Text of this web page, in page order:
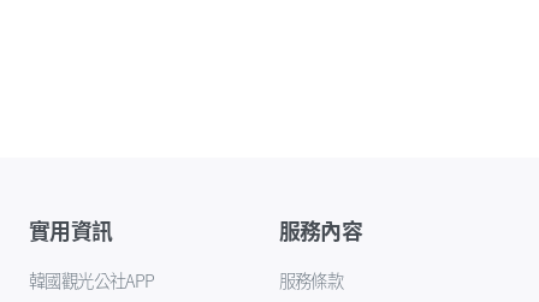
實用資訊
韓國觀光公社APP
服務內容
服務條款